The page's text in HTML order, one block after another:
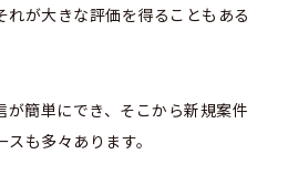
れが大きな評価を得ることもある
が簡単にでき、そこから新規案件
も多々あります。